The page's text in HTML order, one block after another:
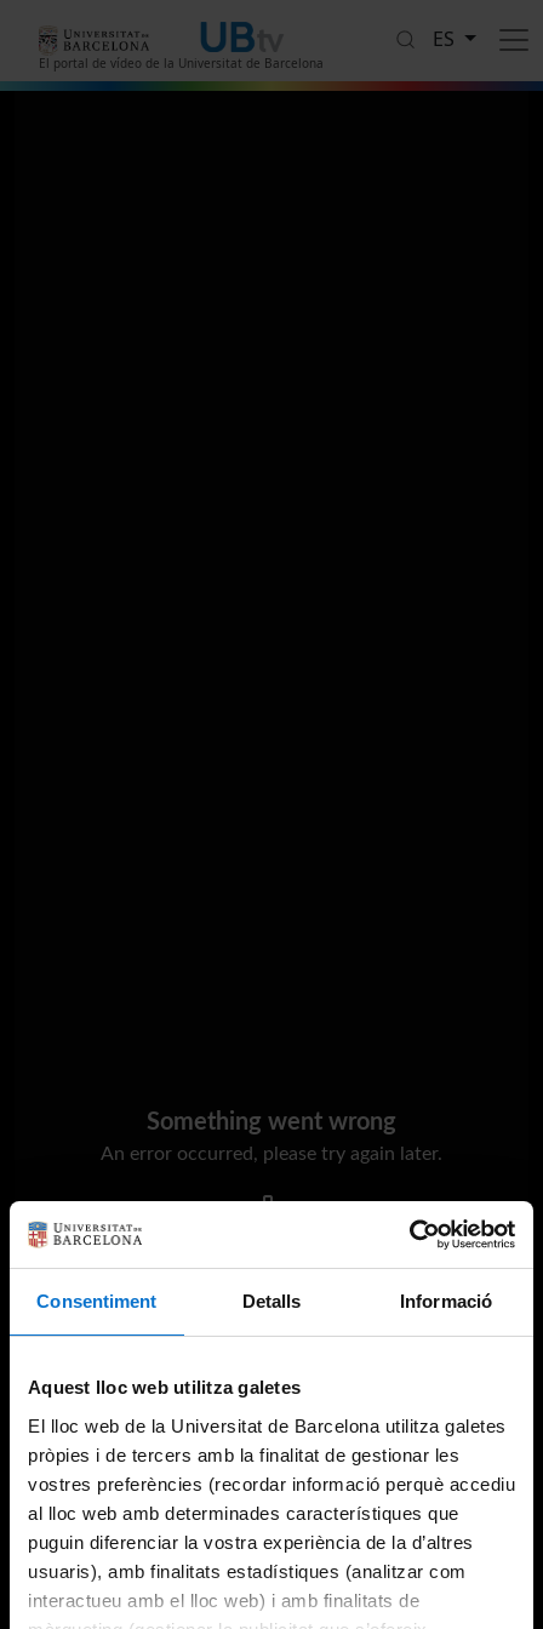
Consentiment Detalls Informació
Aquest lloc web utilitza galetes
El lloc web de la Universitat de Barcelona utilitza galetes
pròpies i de tercers amb la finalitat de gestionar les
vostres preferències (recordar informació perquè accediu
al lloc web amb determinades característiques que
puguin diferenciar la vostra experiència de la d’altres
usuaris), amb finalitats estadístiques (analitzar com
interactueu amb el lloc web) i amb finalitats de
El portal de vídeo de la Universitat de Barcelona
ES
Something went wrong
An error occurred, please try again later.